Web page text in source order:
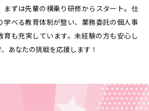
まずは先輩の横乗り研修からスタート。仕
学べる教育体制が整い、業務委託の個人事
育も充実しています。未経験の方も安心し
あなたの挑戦を応援します！